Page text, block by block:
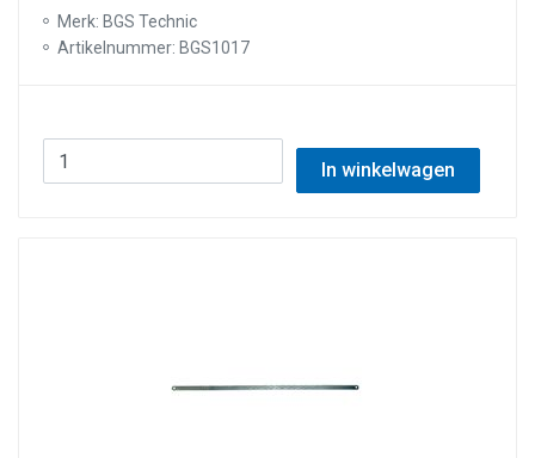
Merk: BGS Technic
Artikelnummer: BGS1017
In winkelwagen